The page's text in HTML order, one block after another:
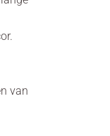
van